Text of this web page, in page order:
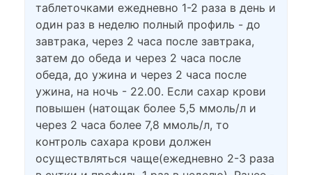
таблеточками ежедневно 1-2 раза в день и
один раз в неделю полный профиль - до
завтрака, через 2 часа после завтрака,
затем до обеда и через 2 часа после
обеда, до ужина и через 2 часа после
ужина, на ночь - 22.00. Если сахар крови
повышен (натощак более 5,5 ммоль/л и
через 2 часа более 7,8 ммоль/л, то
контроль сахара крови должен
осуществляться чаще(ежедневно 2-3 раза